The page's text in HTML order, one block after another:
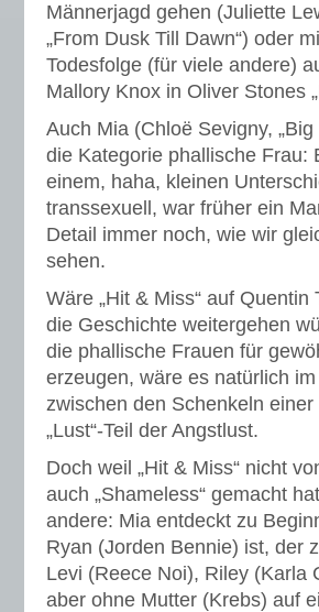
Männerjagd gehen (Juliette
„From Dusk Till Dawn“) oder
Todesfolge (für viele andere)
Mallory Knox in Oliver Stones
Auch Mia (Chloë Sevigny, „Big
die Kategorie phallische Frau:
einem, haha, kleinen
transsexuell, war früher ein
Detail immer noch, wie wir
sehen.
Wäre „Hit & Miss“ auf
die Geschichte weitergehen
die phallische Frauen für
erzeugen, wäre es natürlich
zwischen den Schenkeln
„Lust“-Teil der Angstlust.
Doch weil „Hit & Miss“ nicht
auch „Shameless“ gemacht
andere: Mia entdeckt zu
Ryan (Jorden Bennie) ist, der
Levi (Reece Noi), Riley (Karla
aber ohne Mutter (Krebs) auf